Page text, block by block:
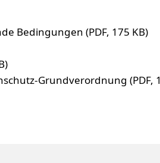
Bedingungen (PDF, 175 KB)
Grundverordnung (PDF,